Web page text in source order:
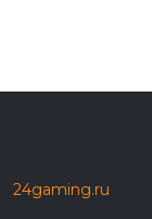
24gaming.ru